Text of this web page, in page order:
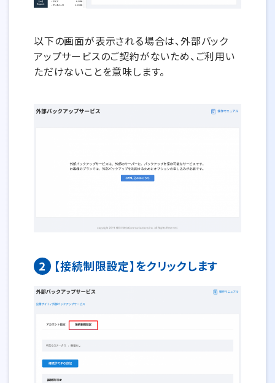
以下の画面が表示される場合は、外部バック
アップサービスのご契約がないため、ご利用い
ただけないことを意味します。
2 【接続制限設定】をクリックします